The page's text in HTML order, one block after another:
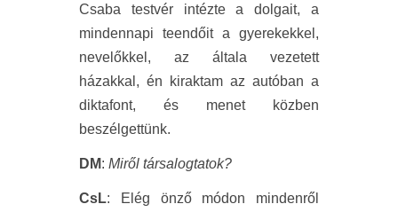
Csaba testvér intézte a dolgait, a
mindennapi teendőit a gyerekekkel,
nevelőkkel, az általa vezetett
házakkal, én kiraktam az autóban a
diktafont, és menet közben
beszélgettünk.
DM: Miről társalogtatok?
CsL: Elég önző módon mindenről